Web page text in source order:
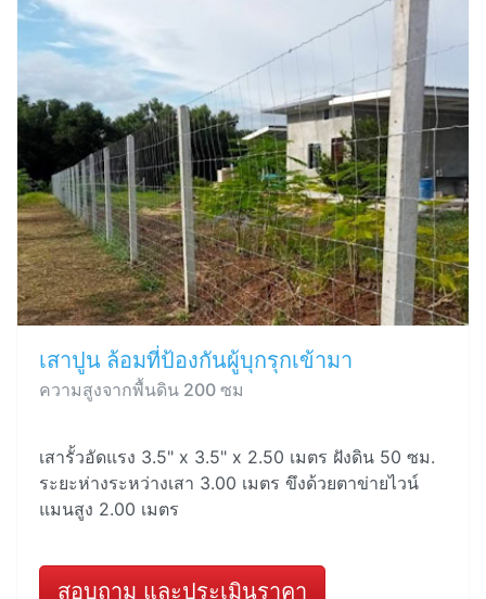
เสาปูน ล้อมที่ป้องกันผู้บุกรุกเข้ามา
ความสูงจากพื้นดิน 200 ซม
เสารั้วอัดแรง 3.5" x 3.5" x 2.50 เมตร ฝังดิน 50 ซม.
ระยะห่างระหว่างเสา 3.00 เมตร ขึงด้วยตาข่ายไวน์
แมนสูง 2.00 เมตร
สอบถาม และประเมินราคา